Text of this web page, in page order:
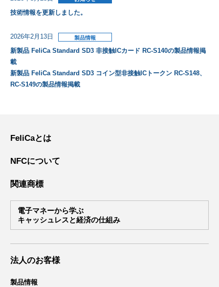
技術情報を更新しました。
2026年2月13日
新製品 FeliCa Standard SD3 非接触ICカード RC-S140の製品情報掲
載
新製品 FeliCa Standard SD3 コイン型非接触ICトークン RC-S148、
RC-S149の製品情報掲載
FeliCaとは
NFCについて
関連商標
電子マネーから学ぶ
キャッシュレスと経済の仕組み
法人のお客様
製品情報